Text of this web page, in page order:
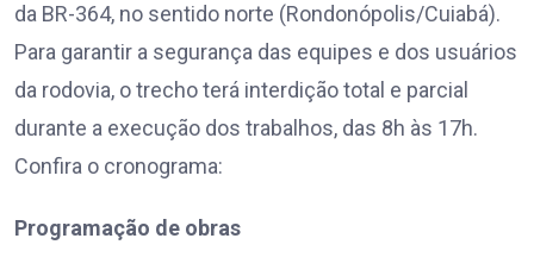
da BR-364, no sentido norte (Rondonópolis/Cuiabá).
Para garantir a segurança das equipes e dos usuários
da rodovia, o trecho terá interdição total e parcial
durante a execução dos trabalhos, das 8h às 17h.
Confira o cronograma:
Programação de obras